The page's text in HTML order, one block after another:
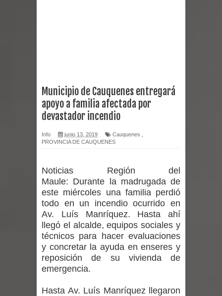
Alerta por hantavirus: expertos piden
Matrimonios Linarenses Celebraron
Departamento Comunal de Salud de
Curicó desarrollará jornada de
vacunación contra la Influenza y otros
virus respiratorios
Empedrado desarrolló con éxito el
desafío guerreros 2026
Municipio de Cauquenes entregará
apoyo a familia afectada por
devastador incendio
Info junio 13, 2019 Cauquenes
PROVINCIA DE CAUQUENES
Noticias Región del
Maule: Durante la madrugada de
este miércoles una familia perdió
todo en un incendio ocurrido en
Av. Luís Manríquez. Hasta ahí
llegó el alcalde, equipos sociales y
técnicos para hacer evaluaciones
y concretar la ayuda en enseres y
reposición de su vivienda de
emergencia.
Hasta Av. Luís Manríquez llegaron